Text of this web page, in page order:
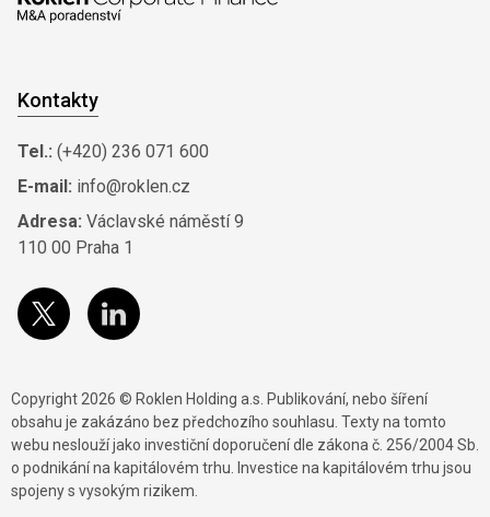
Kontakty
Tel.: (+420) 236 071 600
E-mail: info@roklen.cz
Adresa: Václavské náměstí 9
110 00 Praha 1
Copyright 2026 © Roklen Holding a.s. Publikování, nebo šíření
obsahu je zakázáno bez předchozího souhlasu. Texty na tomto
webu neslouží jako investiční doporučení dle zákona č. 256/2004 Sb.
o podnikání na kapitálovém trhu. Investice na kapitálovém trhu jsou
spojeny s vysokým rizikem.